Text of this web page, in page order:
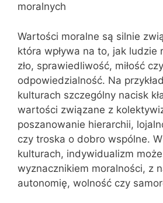
moralnych
Wartości moralne są silnie
która wpływa na to, jak ludzie
zło, sprawiedliwość, miłość czy
odpowiedzialność. Na
kulturach szczególny nacisk
wartości związane z
poszanowanie hierarchii,
czy troska o dobro wspólne.
kulturach, indywidualizm
wyznacznikiem moralności, z
autonomię, wolność czy